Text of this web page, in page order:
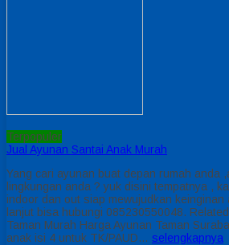
Terpopuler
Jual Ayunan Santai Anak Murah
Yang cari ayunan buat depan rumah anda
lingkungan anda ? yuk disini tempatnya ,
indoor dan out siap mewujudkan keinginan
lanjut bisa hubungi 085230550048.
Taman Murah Harga Ayunan Taman
anak isi 4 untuk TK/PAUD… selengkapnya